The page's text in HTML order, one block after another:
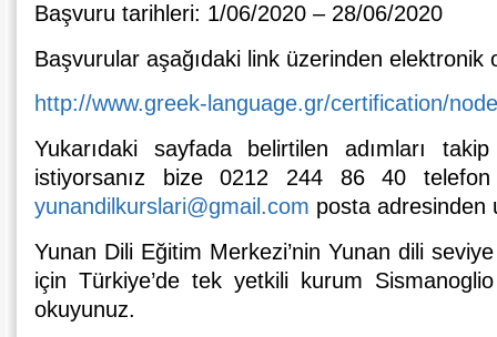
Başvuru tarihleri: 1/06/2020 – 28/06/2020
Başvurular aşağıdaki link üzerinden elektronik
http://www.greek-language.gr/certification/
Yukarıdaki sayfada belirtilen adımları
istiyorsanız bize 0212 244 86 40
yunandilkurslari@gmail.com posta adresinden
Yunan Dili Eğitim Merkezi’nin Yunan dili
için Türkiye’de tek yetkili kurum Sismanoglio
okuyunuz.